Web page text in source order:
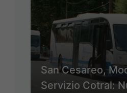
San Cesareo,
Servizio Cotral: